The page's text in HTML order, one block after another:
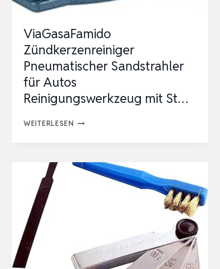
ViaGasaFamido
Zündkerzenreiniger
Pneumatischer Sandstrahler
für Autos
Reinigungswerkzeug mit St…
WEITERLESEN VIAGASAFAMIDO
SANDSTRAHLER